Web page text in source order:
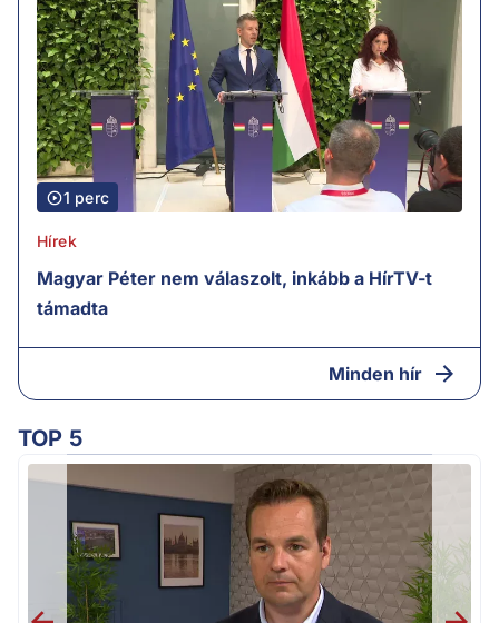
1 perc
Hírek
Magyar Péter nem válaszolt, inkább a HírTV-t
támadta
Minden hír
TOP 5